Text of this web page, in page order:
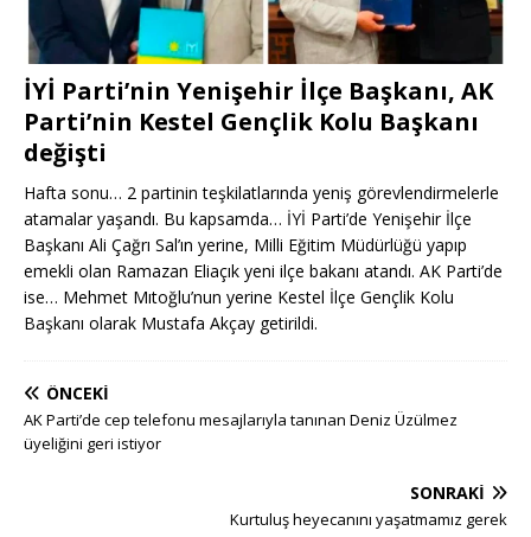
İYİ Parti’nin Yenişehir İlçe Başkanı, AK
Parti’nin Kestel Gençlik Kolu Başkanı
değişti
Hafta sonu… 2 partinin teşkilatlarında yeniş görevlendirmelerle
atamalar yaşandı. Bu kapsamda… İYİ Parti’de Yenişehir İlçe
Başkanı Ali Çağrı Sal’ın yerine, Milli Eğitim Müdürlüğü yapıp
emekli olan Ramazan Eliaçık yeni ilçe bakanı atandı. AK Parti’de
ise… Mehmet Mıtoğlu’nun yerine Kestel İlçe Gençlik Kolu
Başkanı olarak Mustafa Akçay getirildi.
ÖNCEKI
AK Parti’de cep telefonu mesajlarıyla tanınan Deniz Üzülmez
üyeliğini geri istiyor
SONRAKI
Kurtuluş heyecanını yaşatmamız gerek